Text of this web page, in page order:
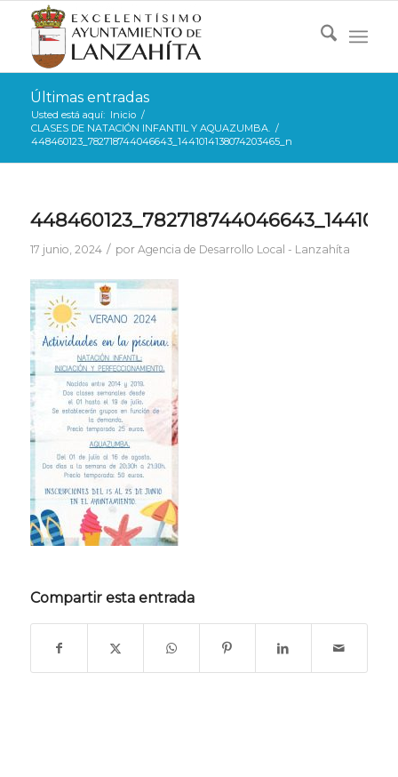
Últimas entradas
Usted está aquí: Inicio /
CLASES DE NATACIÓN INFANTIL Y AQUAZUMBA. /
448460123_782718744046643_1441014138074203465_n
17 junio, 2024 / por Agencia de Desarrollo Local - Lanzahíta
Compartir esta entrada